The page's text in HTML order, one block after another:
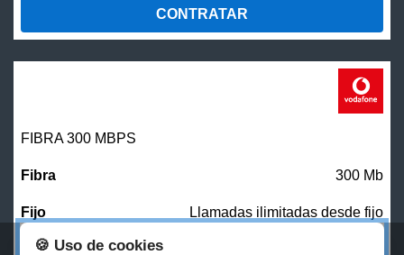
CONTRATAR
FIBRA 300 MBPS
300 Mb
Llamadas ilimitadas desde fijo
🍪 Uso de cookies